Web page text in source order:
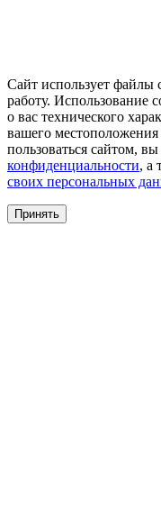
Сайт использует файлы
работу. Использование
о вас технического
вашего
пользоваться сайтом, вы
конфиденциальности, а
своих персональных
Принять